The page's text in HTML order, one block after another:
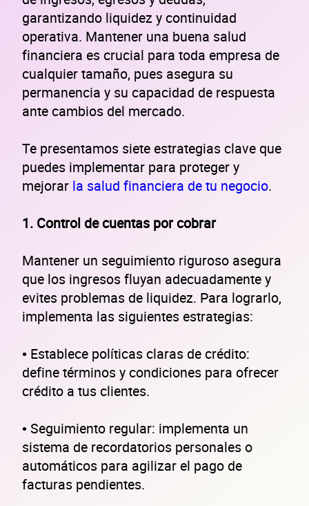
garantizando liquidez y continuidad
operativa. Mantener una buena salud
financiera es crucial para toda empresa de
cualquier tamaño, pues asegura su
permanencia y su capacidad de respuesta
ante cambios del mercado.
Te presentamos siete estrategias clave que
puedes implementar para proteger y
mejorar la salud financiera de tu negocio.
1. Control de cuentas por cobrar
Mantener un seguimiento riguroso asegura
que los ingresos fluyan adecuadamente y
evites problemas de liquidez. Para lograrlo,
implementa las siguientes estrategias:
• Establece políticas claras de crédito:
define términos y condiciones para ofrecer
crédito a tus clientes.
• Seguimiento regular: implementa un
sistema de recordatorios personales o
automáticos para agilizar el pago de
facturas pendientes.